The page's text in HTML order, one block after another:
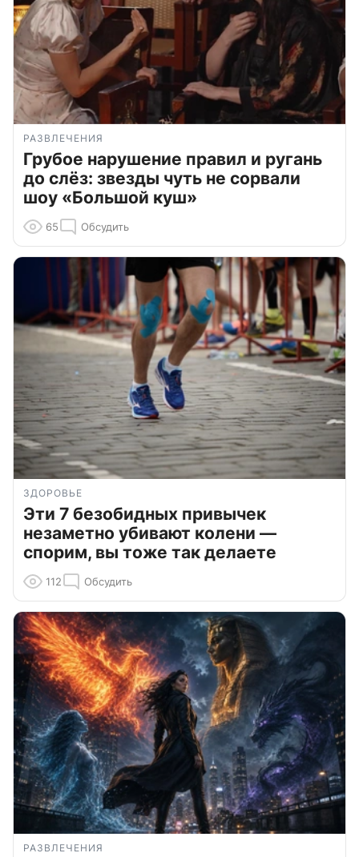
РАЗВЛЕЧЕНИЯ
Грубое нарушение правил и ругань
до слёз: звезды чуть не сорвали
шоу «Большой куш»
65 Обсудить
ЗДОРОВЬЕ
Эти 7 безобидных привычек
незаметно убивают колени —
спорим, вы тоже так делаете
112 Обсудить
РАЗВЛЕЧЕНИЯ